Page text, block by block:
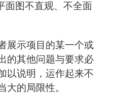
面图不直观、不全面
展示项目的某一个或
的其他问题与要求必
以说明，运作起来不
大的局限性。